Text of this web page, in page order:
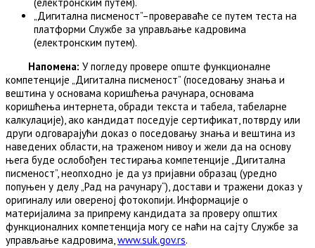
„Дигитална писменост”–провераваће се путем теста на
платформи Службе за управљање кадровима
(електронским путем).
Напомена: У погледу провере опште функционалне
компетенције „Дигитална писменост” (поседовању знања и
вештина у основама коришћења рачунара, основама
коришћења интернета, обради текста и табела, табеларне
калкулације), ако кандидат поседује сертификат, потврду или
други одговарајући доказ о поседовању знања и вештина из
наведених области, на траженом нивоу и жели да на основу
њега буде ослобођен тестирања компетенције „Дигитална
писменост”, неопходно је да уз пријавни образац (уредно
попуњен у делу „Рад на рачунару“), достави и тражени доказ у
оригиналу или овереној фотокопији. Информације o
материјалимa за припрему кандидата за проверу општих
функционалних компетенција могу се наћи на сајту Службе за
управљање кадровима,www.suk.gov.rs.